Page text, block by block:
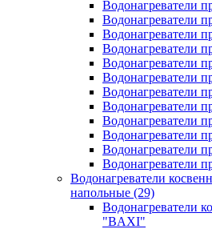
Водонагреватели
Водонагреватели
Водонагреватели
Водонагреватели
Водонагреватели
Водонагреватели
Водонагреватели
Водонагреватели
Водонагреватели
Водонагреватели
Водонагреватели
Водонагреватели
Водонагреватели
напольные (29)
Водонагреватели
"BAXI"